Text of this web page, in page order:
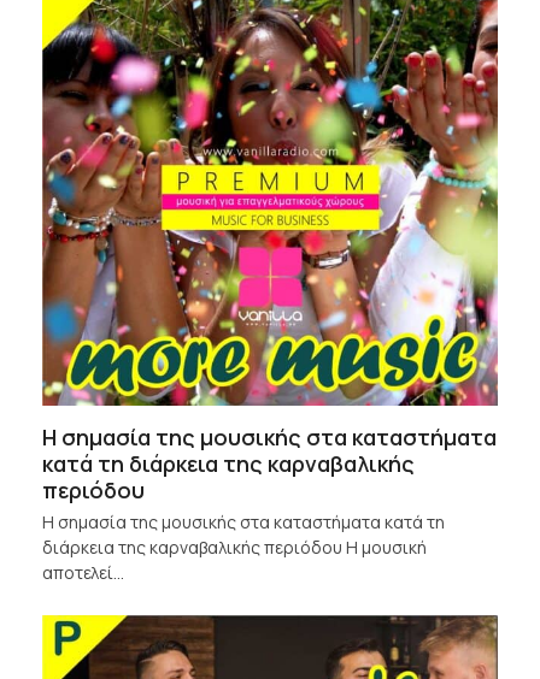
Η σημασία της μουσικής στα καταστήματα
κατά τη διάρκεια της καρναβαλικής
περιόδου
Η σημασία της μουσικής στα καταστήματα κατά τη
διάρκεια της καρναβαλικής περιόδου Η μουσική
αποτελεί…